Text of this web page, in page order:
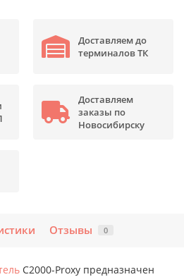
Доставляем до
терминалов ТК
Доставляем
заказы по
Новосибирску
Отзывы 0
C2000-Proxy предназначен